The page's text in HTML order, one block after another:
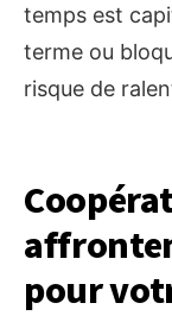
temps est
terme ou
risque de
pour